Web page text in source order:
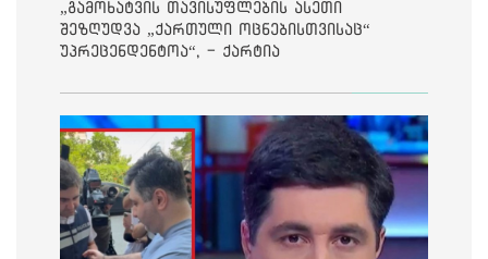
„გამოხატვის თავისუფლების ასეთი
შეზღუდვა „ქართული ოცნებისთვისაც“
უპრეცენდენტოა“, - ქარტია